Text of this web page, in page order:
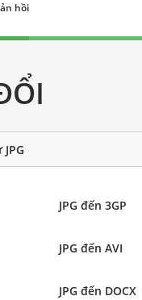
hồi
JPG đến 3GP
JPG đến AVI
JPG đến DOCX